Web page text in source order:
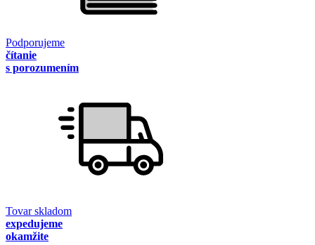
Podporujeme
čítanie
s porozumením
Tovar skladom
expedujeme
okamžite